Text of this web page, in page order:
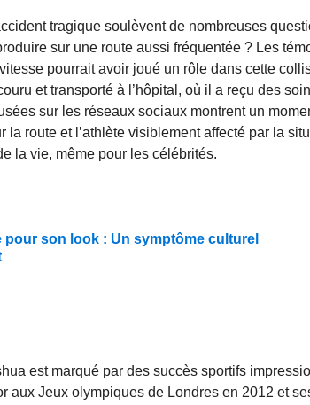
tragique soulèvent de nombreuses
sur une route aussi fréquentée ? Les
pourrait avoir joué un rôle dans cette
et transporté à l’hôpital, où il a reçu des
sur les réseaux sociaux montrent un
la route et l’athlète visiblement affecté par la
la vie, même pour les célébrités.
pour son look : Un symptôme culturel
est marqué par des succès sportifs
aux Jeux olympiques de Londres en 2012 et